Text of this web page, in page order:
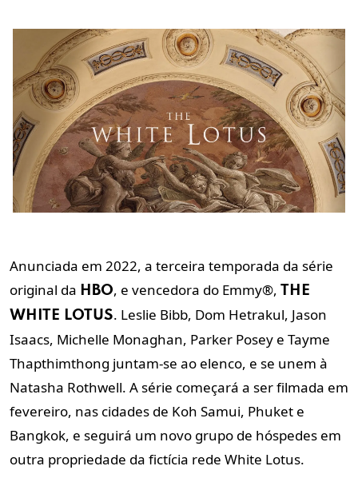
Anunciada em 2022, a terceira temporada da série
original da HBO, e vencedora do Emmy®, THE
WHITE LOTUS. Leslie Bibb, Dom Hetrakul, Jason
Isaacs, Michelle Monaghan, Parker Posey e Tayme
Thapthimthong juntam-se ao elenco, e se unem à
Natasha Rothwell. A série começará a ser filmada em
fevereiro, nas cidades de Koh Samui, Phuket e
Bangkok, e seguirá um novo grupo de hóspedes em
outra propriedade da fictícia rede White Lotus.